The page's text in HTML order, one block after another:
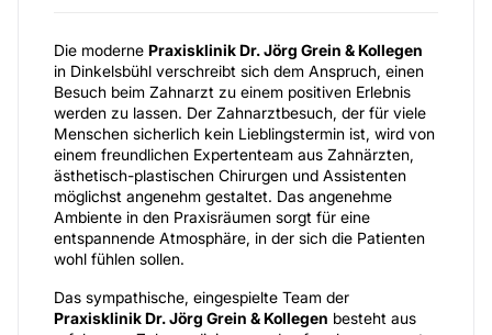
Die moderne Praxisklinik Dr. Jörg Grein & Kollegen
in Dinkelsbühl verschreibt sich dem Anspruch, einen
Besuch beim Zahnarzt zu einem positiven Erlebnis
werden zu lassen. Der Zahnarztbesuch, der für viele
Menschen sicherlich kein Lieblingstermin ist, wird von
einem freundlichen Expertenteam aus Zahnärzten,
ästhetisch-plastischen Chirurgen und Assistenten
möglichst angenehm gestaltet. Das angenehme
Ambiente in den Praxisräumen sorgt für eine
entspannende Atmosphäre, in der sich die Patienten
wohl fühlen sollen.
Das sympathische, eingespielte Team der
Praxisklinik Dr. Jörg Grein & Kollegen besteht aus